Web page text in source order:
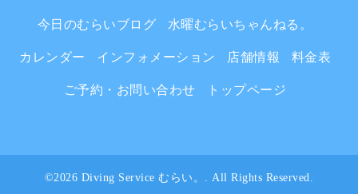
今日のむらいブログ 水曜むらいちゃんねる。
カレンダー インフォメーション 店舗情報 料金表
ご予約・お問い合わせ トップページ
©2026 Diving Service むらい。 . All Rights Reserved.